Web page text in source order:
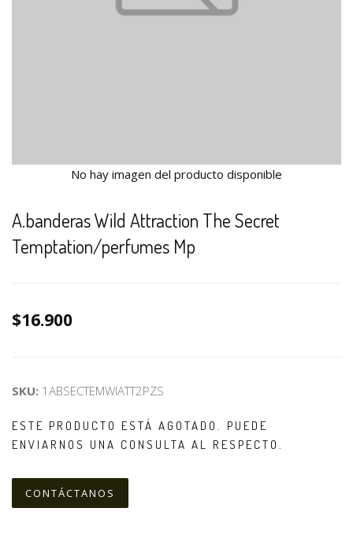
No hay imagen del producto disponible
A.banderas Wild Attraction The Secret
Temptation/perfumes Mp
$16.900
SKU: 1ABSECTEMWIATT2PZS
ESTE PRODUCTO ESTÁ AGOTADO. PUEDE
ENVIARNOS UNA CONSULTA AL RESPECTO.
CONTÁCTANOS